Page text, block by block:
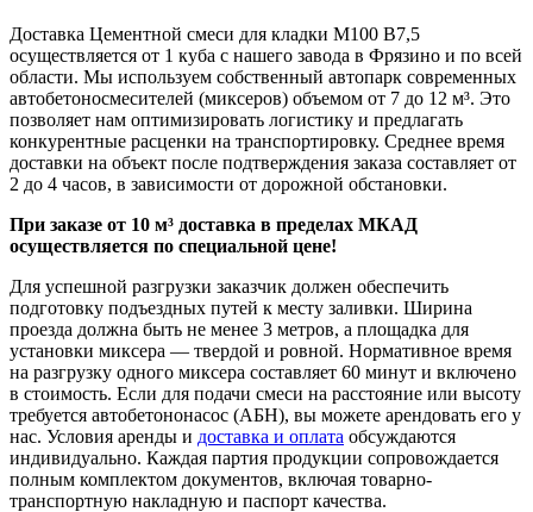
Доставка Цементной смеси для кладки М100 B7,5
осуществляется от 1 куба с нашего завода в Фрязино и по всей
области. Мы используем собственный автопарк современных
автобетоносмесителей (миксеров) объемом от 7 до 12 м³. Это
позволяет нам оптимизировать логистику и предлагать
конкурентные расценки на транспортировку. Среднее время
доставки на объект после подтверждения заказа составляет от
2 до 4 часов, в зависимости от дорожной обстановки.
При заказе от 10 м³ доставка в пределах МКАД
осуществляется по специальной цене!
Для успешной разгрузки заказчик должен обеспечить
подготовку подъездных путей к месту заливки. Ширина
проезда должна быть не менее 3 метров, а площадка для
установки миксера — твердой и ровной. Нормативное время
на разгрузку одного миксера составляет 60 минут и включено
в стоимость. Если для подачи смеси на расстояние или высоту
требуется автобетононасос (АБН), вы можете арендовать его у
нас. Условия аренды и доставка и оплата обсуждаются
индивидуально. Каждая партия продукции сопровождается
полным комплектом документов, включая товарно-
транспортную накладную и паспорт качества.